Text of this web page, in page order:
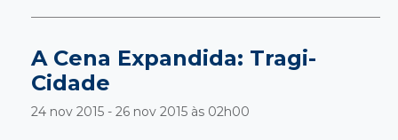
A Cena Expandida: Tragi-
Cidade
24 nov 2015 - 26 nov 2015 às 02h00